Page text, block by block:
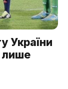
України
лише